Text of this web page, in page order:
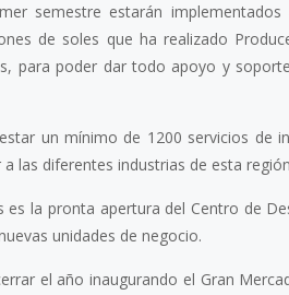
semestre estarán
de soles que ha realizado
para poder dar todo apoyo y
un mínimo de 1200 servicios de
las diferentes industrias de esta
la pronta apertura del Centro de
unidades de negocio.
el año inaugurando el Gran